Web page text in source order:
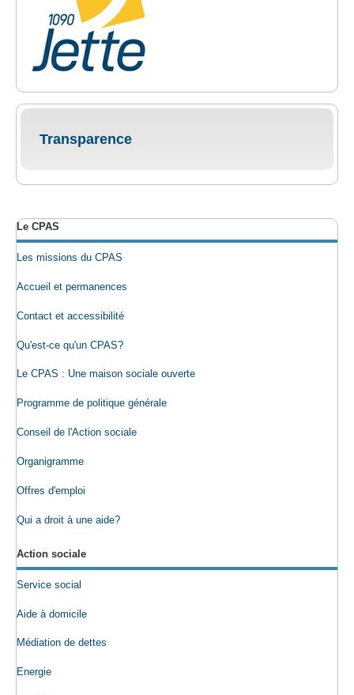
Transparence
Le CPAS
Les missions du CPAS
Accueil et permanences
Contact et accessibilité
Qu'est-ce qu'un CPAS?
Le CPAS : Une maison sociale ouverte
Programme de politique générale
Conseil de l'Action sociale
Organigramme
Offres d'emploi
Qui a droit à une aide?
Action sociale
Service social
Aide à domicile
Médiation de dettes
Energie